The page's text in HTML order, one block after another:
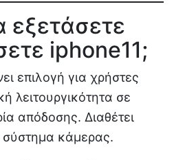
εξετάσετε
iphone11;
επιλογή για χρήστες
λειτουργικότητα σε
απόδοσης. Διαθέτει
σύστημα κάμερας.